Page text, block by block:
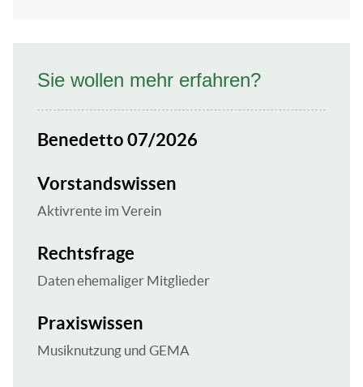
Sie wollen mehr erfahren?
Benedetto 07/2026
Vorstandswissen
Aktivrente im Verein
Rechtsfrage
Daten ehemaliger Mitglieder
Praxiswissen
Musiknutzung und GEMA